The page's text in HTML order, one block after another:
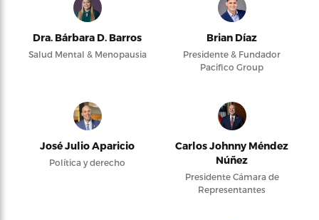
Dra. Bárbara D. Barros
Salud Mental & Menopausia
Brian Díaz
Presidente & Fundador
Pacifico Group
José Julio Aparicio
Política y derecho
Carlos Johnny Méndez
Núñez
Presidente Cámara de
Representantes